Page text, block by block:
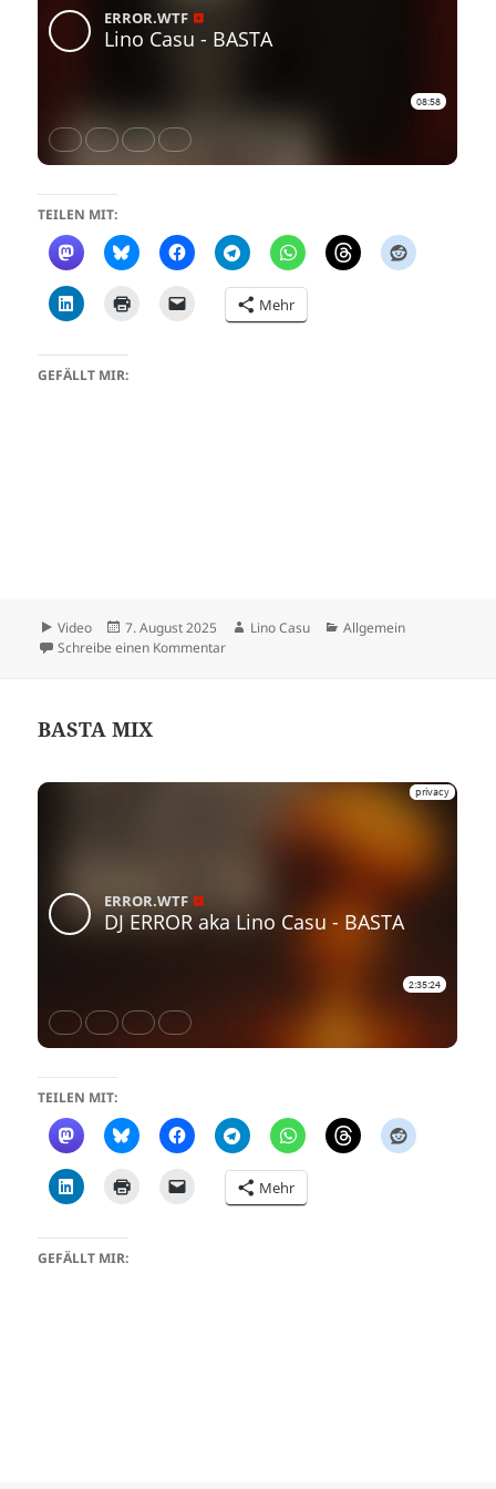
TEILEN MIT:
Mehr
GEFÄLLT MIR:
Format
Video
Veröffentlicht
am
7. August 2025 Autor
Lino Casu Kategorien
Allgemein
Schreibe einen Kommentarzu BASTA
BASTA MIX
TEILEN MIT:
Mehr
GEFÄLLT MIR: